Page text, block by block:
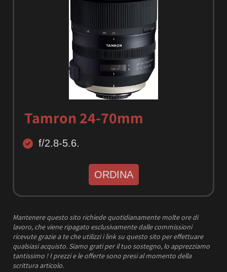
Tamron 24-70mm
f/2.8-5.6.
ORDINA
Mantenere questo sito richiede quotidianamente molte ore di
lavoro, che viene ripagato esclusivamente dalle commissioni
ricevute grazie a te che utilizzi i link su questo sito per effettuare
qualsiasi acquisto. Siamo grati per il tuo sostegno, lo apprezziamo
tantissimo ! I prezzi e le offerte sono presi al momento della
scrittura articolo.